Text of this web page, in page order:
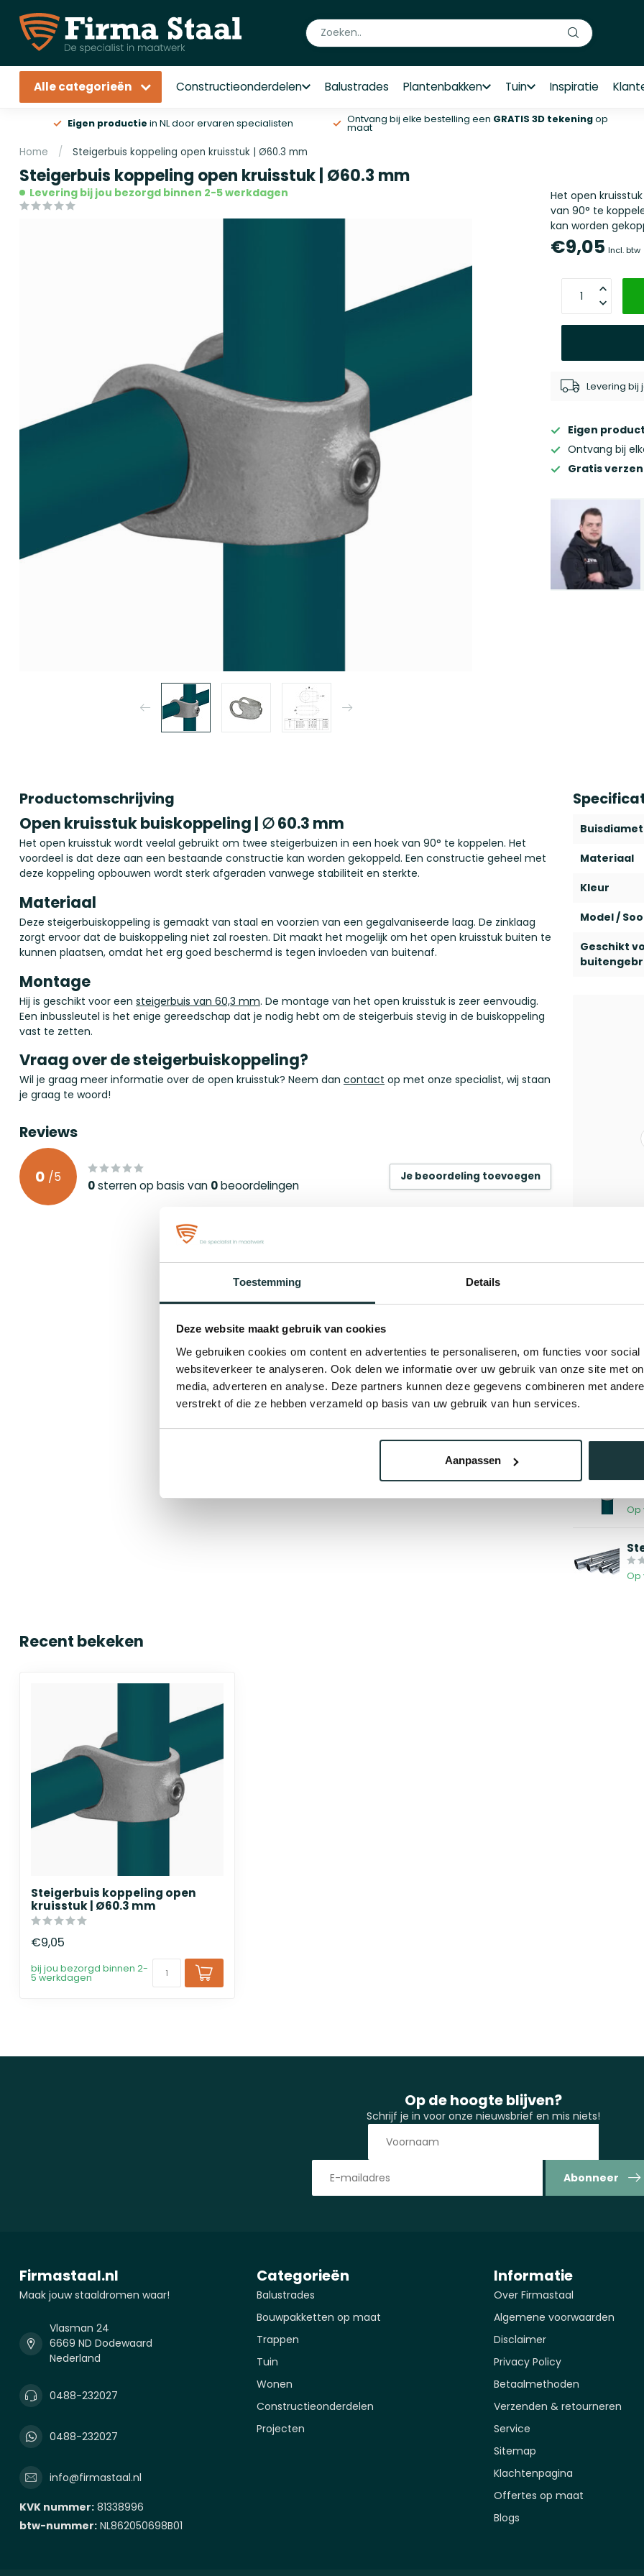
Toestemming Details
Deze website maakt gebruik van cookies
We gebruiken cookies om content en advertenties te personaliseren, om functies voor
websiteverkeer te analyseren. Ook delen we informatie over uw gebruik van onze site met
media, adverteren en analyse. Deze partners kunnen deze gegevens combineren met
verstrekt of die ze hebben verzameld op basis van uw gebruik van hun services.
Aanpassen
Alle categorieën Constructieonderdelen Balustrades Plantenbakken Tuin Inspiratie
Eigen productie in NL door ervaren specialisten Ontvang bij elke bestelling een GRATIS 3D tekeningop
maat
Home
/ Steigerbuis koppeling open kruisstuk | Ø60.3 mm
Steigerbuis koppeling open kruisstuk | Ø60.3 mm
Levering bij jou bezorgd binnen 2-5 werkdagen
Het open
van 90° te
kan worden
€9,05 Incl. btw
Levering
Eigen
Ontvang bij
Gratis
Productomschrijving
Open kruisstuk buiskoppeling | ∅ 60.3 mm
Het open kruisstuk wordt veelal gebruikt om twee steigerbuizen in een hoek van 90° te koppelen. Het
voordeel is dat deze aan een bestaande constructie kan worden gekoppeld. Een constructie geheel met
deze koppeling opbouwen wordt sterk afgeraden vanwege stabiliteit en sterkte.
Materiaal
Deze steigerbuiskoppeling is gemaakt van staal en voorzien van een gegalvaniseerde laag. De zinklaag
zorgt ervoor dat de buiskoppeling niet zal roesten. Dit maakt het mogelijk om het open kruisstuk buiten te
kunnen plaatsen, omdat het erg goed beschermd is tegen invloeden van buitenaf.
Montage
Hij is geschikt voor een steigerbuis van 60,3 mm. De montage van het open kruisstuk is zeer eenvoudig.
Een inbussleutel is het enige gereedschap dat je nodig hebt om de steigerbuis stevig in de buiskoppeling
vast te zetten.
Vraag over de steigerbuiskoppeling?
Wil je graag meer informatie over de open kruisstuk? Neem dan contact op met onze specialist, wij staan
je graag te woord!
Reviews
0 /5
0sterren op basis van 0beoordelingen
Je beoordeling toevoegen
Materiaal
Kleur
Model /
Geschikt
Op
Op
Recent bekeken
Steigerbuis koppeling open
kruisstuk | Ø60.3 mm
€9,05
bij jou bezorgd binnen 2-
5 werkdagen
Op de hoogte blijven?
Schrijf je in voor onze nieuwsbrief en mis niets!
Abonneer
Firmastaal.nl
Maak jouw staaldromen waar!
Vlasman 24
6669 ND Dodewaard
Nederland
0488-232027
0488-232027
info@firmastaal.nl
KVK nummer: 81338996
btw-nummer: NL862050698B01
Categorieën
Balustrades
Bouwpakketten op maat
Trappen
Tuin
Wonen
Constructieonderdelen
Projecten
Informatie
Over Firmastaal
Algemene voorwaarden
Disclaimer
Privacy Policy
Betaalmethoden
Verzenden & retourneren
Service
Sitemap
Klachtenpagina
Offertes op maat
Blogs